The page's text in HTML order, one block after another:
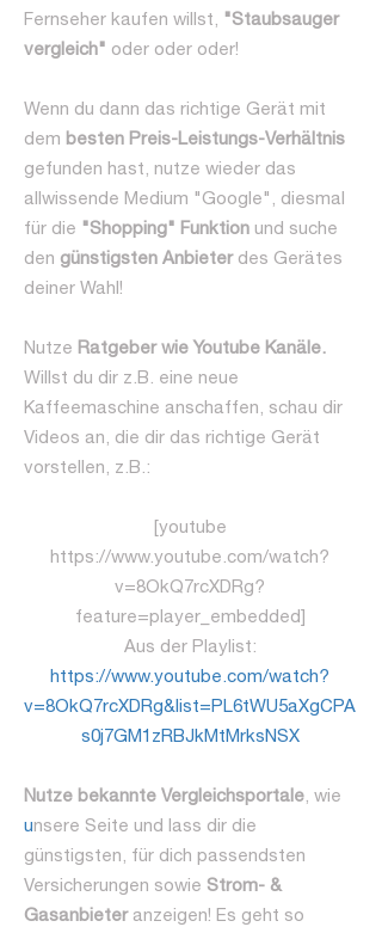
Fernseher kaufen willst,
"Staubsauger
vergleich" oder oder oder!
Wenn du dann das richtige Gerät mit
dem besten Preis-Leistungs-Verhältnis
gefunden hast, nutze wieder das
allwissende Medium "Google", diesmal
für die "Shopping" Funktion und suche
den günstigsten Anbieterdes Gerätes
deiner Wahl!
Nutze Ratgeber wie Youtube Kanäle.
Willst du dir z.B. eine neue
Kaffeemaschine anschaffen, schau dir
Videos an, die dir das richtige Gerät
vorstellen, z.B.:
[youtube
https://www.youtube.com/watch?
v=8OkQ7rcXDRg?
feature=player_embedded]
Aus der Playlist:
https://www.youtube.com/watch?
v=8OkQ7rcXDRg&list=PL6tWU5aXgCPA
s0j7GM1zRBJkMtMrksNSX
Nutze bekannte Vergleichsportale , wie
unsere Seite und lass dir die
günstigsten, für dich passendsten
Versicherungen sowie Strom- &
Gasanbieteranzeigen! Es geht so